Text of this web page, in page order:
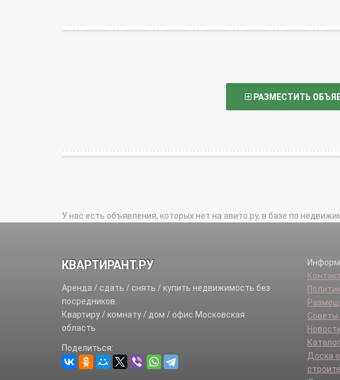
РАЗМЕСТИТЬ
У нас есть объявления, которых нет на авито.ру, в базе по
КВАРТИРАНТ.РУ
Аренда / сдать / снять / купить недвижимость без
посредников.
Квартиру / комнату / дом / офис Московская
область
Поделиться:
Советы
Доска